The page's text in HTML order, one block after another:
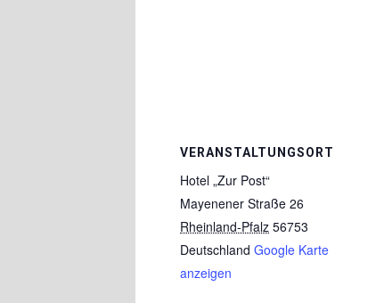
VERANSTALTUNGSORT
Hotel „Zur Post“
Mayenener Straße 26
Rheinland-Pfalz 56753
Deutschland Google Karte
anzeigen